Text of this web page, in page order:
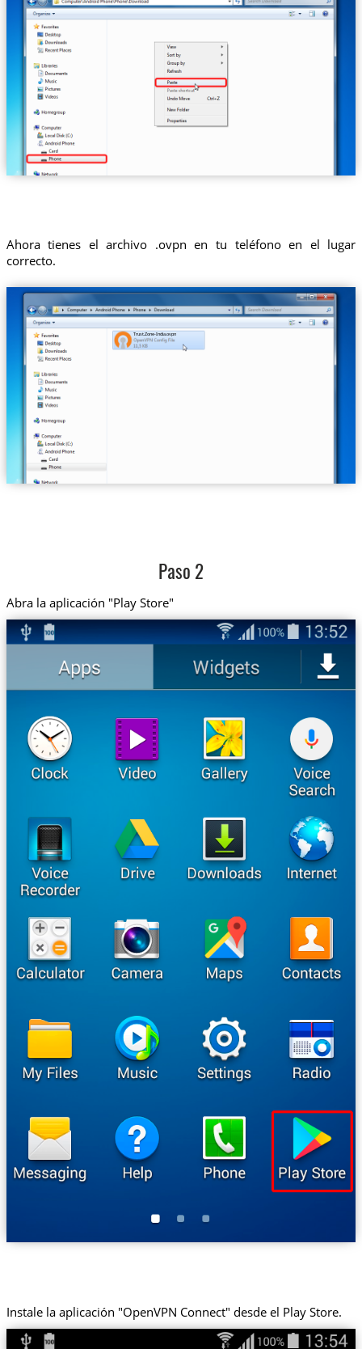
Ahora tienes el archivo .ovpn en tu teléfono en el lugar
correcto.
Trust.Zone-India.ovpn
Paso 2
Abra la aplicación "Play Store"
Instale la aplicación "OpenVPN Connect" desde el Play Store.